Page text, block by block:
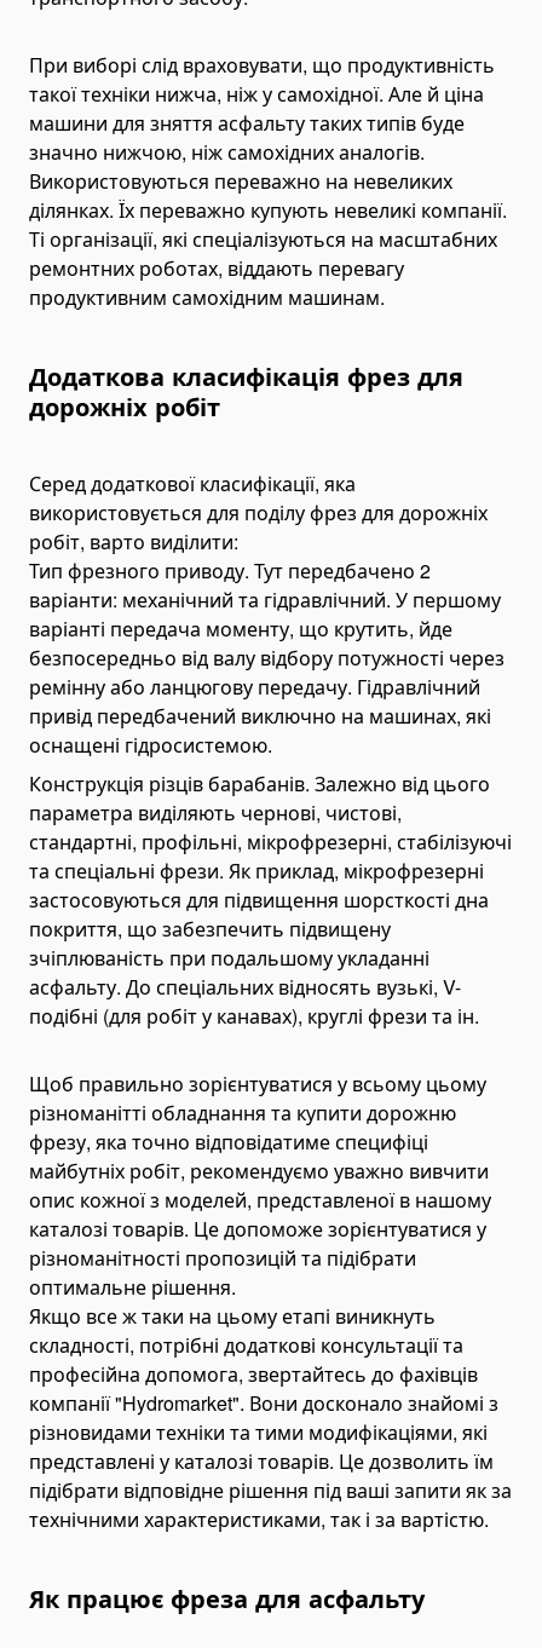
Machinery Shim Sets
Гідравліка
Комплекти гідравліки
Гідроциліндри
Гідроциліндри підйому кузова
Комплектуючі для гідроциліндрів
Гідронасоси
Шестеренні насоси
Поршневі насоси
Насоси для спецтехніки
Ручні гідронасоси
Пластинчаті насоси
Variable Vane Pumps
Yuken Vane Pumps
Запчастини для гідравлічних насосів
Pompa Hidrolik Excavator
Pompa Hidrolik Loader
Коробки відбору потужності
Гідророзподільники
Моноблочні гідророзподільники
Гідророзподільники для самоскидів
Гідравлічні клапани
Деталі для гідророзподільників
Angle Seat Valves
Solenoid Valves
Вали відбору потужності
Гідромотори
Vane Motor
Масло гідравлічне
Редуктори на трактори
Запчастини гідравліки і гідрообладнання
Адаптери гідравлічні
Рукави та шланги
Підшипники
Швидкознімні муфти
Комплектуючі для коробок відбору потужності
Гідравлічне рульове управління
Комплектуючі для РВТ
При виборі слід враховувати, що продуктивність
такої техніки нижча, ніж у самохідної. Але й ціна
машини для зняття асфальту таких типів буде
значно нижчою, ніж самохідних аналогів.
Використовуються переважно на невеликих
ділянках. Їх переважно купують невеликі компанії.
Ті організації, які спеціалізуються на масштабних
ремонтних роботах, віддають перевагу
продуктивним самохідним машинам.
Додаткова класифікація фрез для
дорожніх робіт
Серед додаткової класифікації, яка
використовується для поділу фрез для дорожніх
робіт, варто виділити:
Тип фрезного приводу. Тут передбачено 2
варіанти: механічний та гідравлічний. У першому
варіанті передача моменту, що крутить, йде
безпосередньо від валу відбору потужності через
ремінну або ланцюгову передачу. Гідравлічний
привід передбачений виключно на машинах, які
оснащені гідросистемою.
Конструкція різців барабанів. Залежно від цього
параметра виділяють чернові, чистові,
стандартні, профільні, мікрофрезерні, стабілізуючі
та спеціальні фрези. Як приклад, мікрофрезерні
застосовуються для підвищення шорсткості дна
покриття, що забезпечить підвищену
зчіплюваність при подальшому укладанні
асфальту. До спеціальних відносять вузькі, V-
подібні (для робіт у канавах), круглі фрези та ін.
Щоб правильно зорієнтуватися у всьому цьому
різноманітті обладнання та купити дорожню
фрезу, яка точно відповідатиме специфіці
майбутніх робіт, рекомендуємо уважно вивчити
опис кожної з моделей, представленої в нашому
каталозі товарів. Це допоможе зорієнтуватися у
різноманітності пропозицій та підібрати
оптимальне рішення.
Якщо все ж таки на цьому етапі виникнуть
складності, потрібні додаткові консультації та
професійна допомога, звертайтесь до фахівців
компанії "Hydromarket". Вони досконало знайомі з
різновидами техніки та тими модифікаціями, які
представлені у каталозі товарів. Це дозволить їм
підібрати відповідне рішення під ваші запити як за
технічними характеристиками, так і за вартістю.
Як працює фреза для асфальту